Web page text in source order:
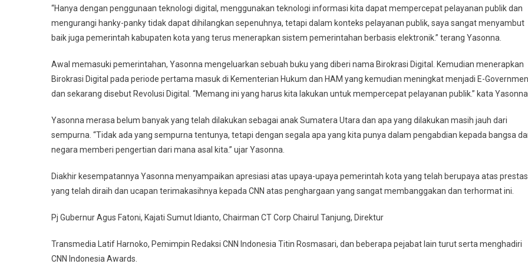
“Hanya dengan penggunaan teknologi digital, menggunakan teknologi informasi kita dapat mempercepat pelayanan publik dan
mengurangi hanky-panky tidak dapat dihilangkan sepenuhnya, tetapi dalam konteks pelayanan publik, saya sangat menyambut
baik juga pemerintah kabupaten kota yang terus menerapkan sistem pemerintahan berbasis elektronik.” terang Yasonna.
Awal memasuki pemerintahan, Yasonna mengeluarkan sebuah buku yang diberi nama Birokrasi Digital. Kemudian menerapkan
Birokrasi Digital pada periode pertama masuk di Kementerian Hukum dan HAM yang kemudian meningkat menjadi E-
dan sekarang disebut Revolusi Digital. “Memang ini yang harus kita lakukan untuk mempercepat pelayanan publik.” kata Yasonna.
Yasonna merasa belum banyak yang telah dilakukan sebagai anak Sumatera Utara dan apa yang dilakukan masih jauh dari
sempurna. “Tidak ada yang sempurna tentunya, tetapi dengan segala apa yang kita punya dalam pengabdian kepada bangsa
negara memberi pengertian dari mana asal kita.” ujar Yasonna.
Diakhir kesempatannya Yasonna menyampaikan apresiasi atas upaya-upaya pemerintah kota yang telah berupaya atas
yang telah diraih dan ucapan terimakasihnya kepada CNN atas penghargaan yang sangat membanggakan dan terhormat ini.
Pj Gubernur Agus Fatoni, Kajati Sumut Idianto, Chairman CT Corp Chairul Tanjung, Direktur
Transmedia Latif Harnoko, Pemimpin Redaksi CNN Indonesia Titin Rosmasari, dan beberapa pejabat lain turut serta menghadiri
CNN Indonesia Awards.